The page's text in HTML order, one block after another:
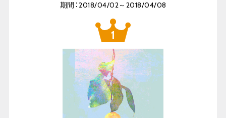
期間：2018/04/02～2018/04/08